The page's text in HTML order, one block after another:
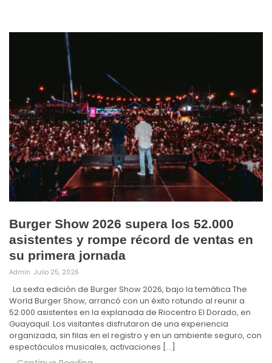
Burger Show 2026 supera los 52.000
asistentes y rompe récord de ventas en
su primera jornada
Admin Julio 25, 2026
La sexta edición de Burger Show 2026, bajo la temática The
World Burger Show, arrancó con un éxito rotundo al reunir a
52.000 asistentes en la explanada de Riocentro El Dorado, en
Guayaquil. Los visitantes disfrutaron de una experiencia
organizada, sin filas en el registro y en un ambiente seguro, con
espectáculos musicales, activaciones […]